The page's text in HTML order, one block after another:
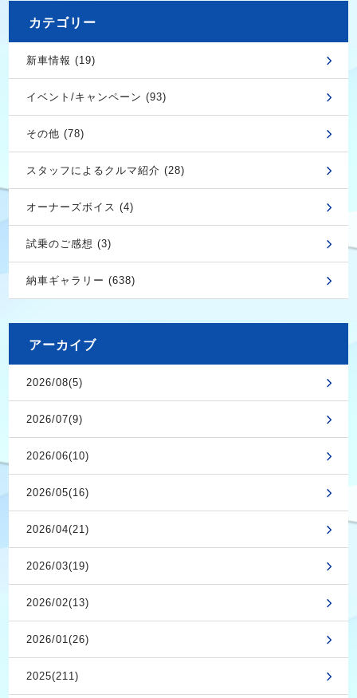
カテゴリー
新車情報 (19)
イベント/キャンペーン (93)
その他 (78)
スタッフによるクルマ紹介 (28)
オーナーズボイス (4)
試乗のご感想 (3)
納車ギャラリー (638)
アーカイブ
2026/08(5)
2026/07(9)
2026/06(10)
2026/05(16)
2026/04(21)
2026/03(19)
2026/02(13)
2026/01(26)
2025(211)